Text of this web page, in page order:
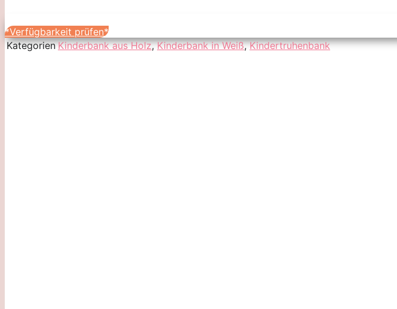
*Verfügbarkeit prüfen*
Kategorien Kinderbank aus Holz,Kinderbank in Weiß,Kindertruhenbank